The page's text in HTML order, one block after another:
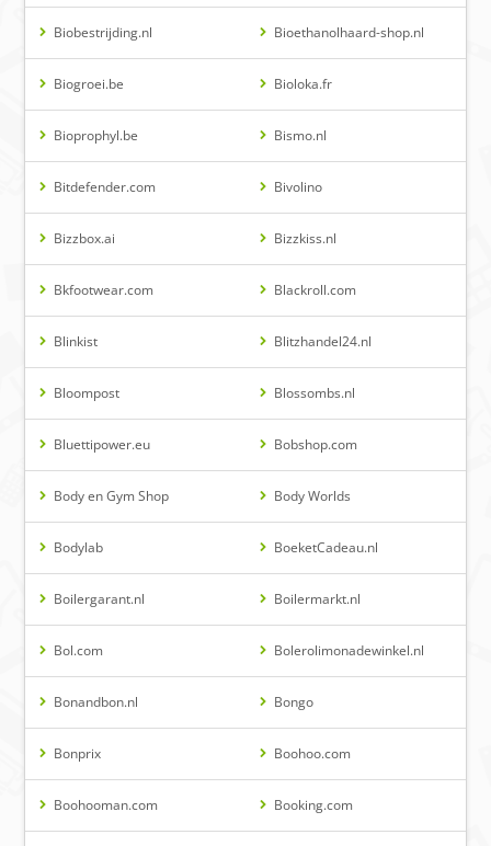
Biobestrijding.nl Bioethanolhaard-shop.nl
Biogroei.be Bioloka.fr
Bioprophyl.be Bismo.nl
Bitdefender.com Bivolino
Bizzbox.ai Bizzkiss.nl
Bkfootwear.com Blackroll.com
Blinkist Blitzhandel24.nl
Bloompost Blossombs.nl
Bluettipower.eu Bobshop.com
Body en Gym Shop Body Worlds
Bodylab BoeketCadeau.nl
Boilergarant.nl Boilermarkt.nl
Bol.com Bolerolimonadewinkel.nl
Bonandbon.nl Bongo
Bonprix Boohoo.com
Boohooman.com Booking.com